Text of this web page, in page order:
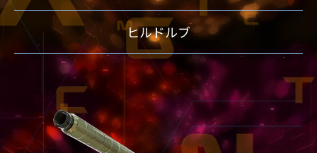
NEWS
ニュース
OVER BOOST
オーバーブースト
XVOOST
クロスブースト
EXVS2
エクストリームバーサス2
MAXI BOOST ON
マキシブーストオン
BEGINNER'S GUIDE
ヒルドルブ